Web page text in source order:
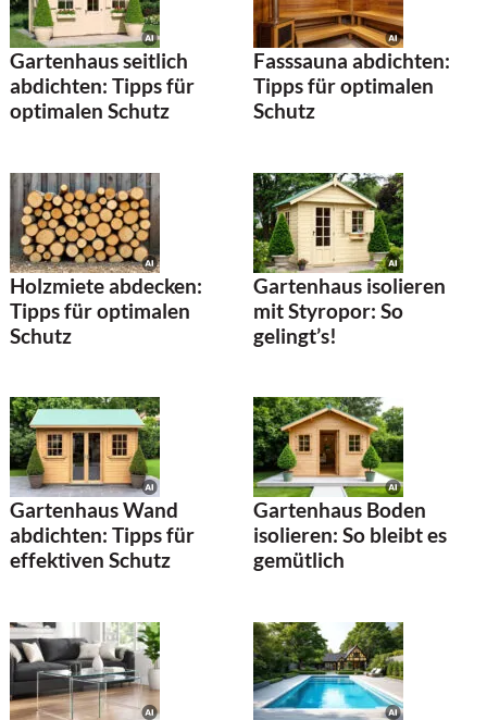
Gartenhaus seitlich
abdichten: Tipps für
optimalen Schutz
Fasssauna abdichten:
Tipps für optimalen
Schutz
Holzmiete abdecken:
Tipps für optimalen
Schutz
Gartenhaus isolieren
mit Styropor: So
gelingt’s!
Gartenhaus Wand
abdichten: Tipps für
effektiven Schutz
Gartenhaus Boden
isolieren: So bleibt es
gemütlich